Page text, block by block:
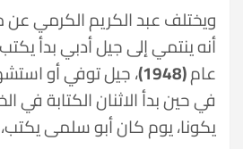
ويختلف عبد الكريم الكرمي
أنه ينتمي إلى جيل أدبي بدأ
عام(1948)
، جيل توفي أو
في حين بدأ الاثنان الكتابة في
يكونا، يوم كان أبو سلمى